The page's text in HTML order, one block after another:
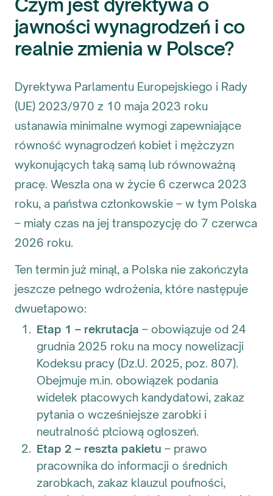
Czym jest dyrektywa o
jawności wynagrodzeń i co
realnie zmienia w Polsce?
Dyrektywa Parlamentu Europejskiego i Rady
(UE) 2023/970 z 10 maja 2023 roku
ustanawia minimalne wymogi zapewniające
równość wynagrodzeń kobiet i mężczyzn
wykonujących taką samą lub równoważną
pracę. Weszła ona w życie 6 czerwca 2023
roku, a państwa członkowskie – w tym Polska
– miały czas na jej transpozycję do 7 czerwca
2026 roku.
Ten termin już minął, a Polska nie zakończyła
jeszcze pełnego wdrożenia, które następuje
dwuetapowo:
Etap 1 – rekrutacja – obowiązuje od 24
grudnia 2025 roku na mocy nowelizacji
Kodeksu pracy (Dz.U. 2025, poz. 807).
Obejmuje m.in. obowiązek podania
widełek płacowych kandydatowi, zakaz
pytania o wcześniejsze zarobki i
neutralność płciową ogłoszeń.
Etap 2 – reszta pakietu – prawo
pracownika do informacji o średnich
zarobkach, zakaz klauzul poufności,